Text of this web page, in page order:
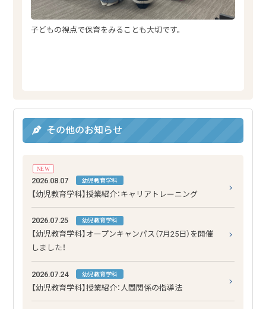
子どもの視点で保育をみることも大切です。
その他のお知らせ
NEW
2026.08.07 幼児教育学科
【幼児教育学科】授業紹介：キャリアトレーニング
2026.07.25 幼児教育学科
【幼児教育学科】オープンキャンパス（7月25日）を開催
しました！
2026.07.24 幼児教育学科
【幼児教育学科】授業紹介：人間関係の指導法